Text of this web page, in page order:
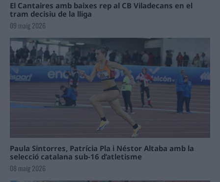
El Cantaires amb baixes rep al CB Viladecans en el
tram decisiu de la lliga
09 maig 2026
Paula Sintorres, Patrícia Pla i Néstor Altaba amb la
selecció catalana sub-16 d’atletisme
08 maig 2026